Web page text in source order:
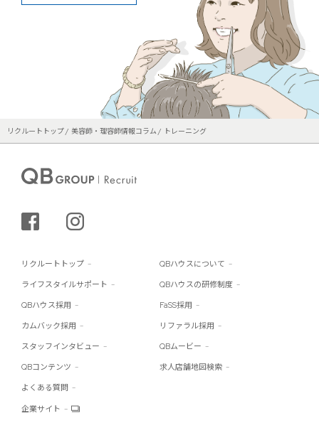
リクルートトップ 美容師・理容師情報コラム トレーニング
シェアする
リクルートトップ QBハウスについて
ライフスタイルサポート QBハウスの研修制度
QBハウス採用 FaSS採用
カムバック採用 リファラル採用
スタッフインタビュー QBムービー
QBコンテンツ 求人店舗地図検索
よくある質問
企業サイト